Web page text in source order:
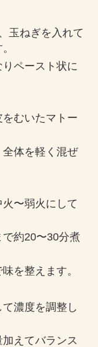
玉ねぎを入れて
りペースト状に
をむいたマトー
体を軽く混ぜ
〜弱火にして
約20〜30分煮
を整えます。
濃度を調整し
えてバランス